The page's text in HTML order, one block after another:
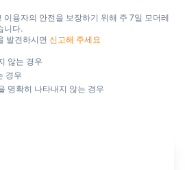
이용자의 안전을 보장하기 위해 주 7일 모더레
니다.
발견하시면 신고해 주세요
않는 경우
경우
명확히 나타내지 않는 경우